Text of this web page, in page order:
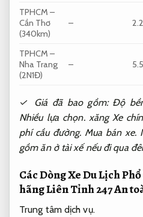
TPHCM –
Cần Thơ
(340km)
–
TPHCM –
Nha Trang
(2N1Đ)
–
✓ Giá đã bao gồm: Độ
Nhiều lựa chọn.xăng Xe
phí cầu đường. Mua bán xe.
gồm ăn ở tài xế nếu đi qua
Các Dòng Xe Du Lịch
hãng Liên Tỉnh 247An
Trung tâm dịch vụ.